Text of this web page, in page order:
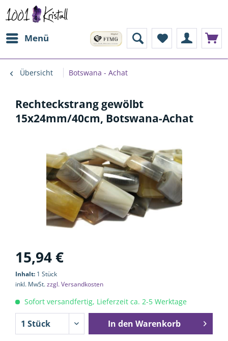
Menü
Übersicht Botswana - Achat
Rechteckstrang gewölbt
15x24mm/40cm, Botswana-Achat
15,94 €
Inhalt: 1 Stück
inkl. MwSt.zzgl. Versandkosten
Sofort versandfertig, Lieferzeit ca. 2-5 Werktage
In den Warenkorb